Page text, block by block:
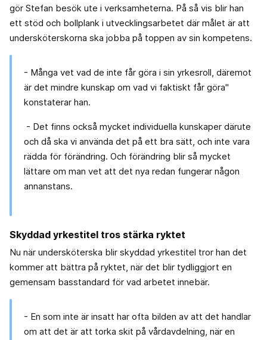
gör Stefan besök ute i verksamheterna. På så vis blir han
ett stöd och bollplank i utvecklingsarbetet där målet är att
undersköterskorna ska jobba på toppen av sin kompetens.
- Många vet vad de inte får göra i sin yrkesroll, däremot
är det mindre kunskap om vad vi faktiskt får göra"
konstaterar han.
- Det finns också mycket individuella kunskaper därute
och då ska vi använda det på ett bra sätt, och inte vara
rädda för förändring. Och förändring blir så mycket
lättare om man vet att det nya redan fungerar någon
annanstans.
Skyddad yrkestitel tros stärka ryktet
Nu när undersköterska blir skyddad yrkestitel tror han det
kommer att bättra på ryktet, när det blir tydliggjort en
gemensam basstandard för vad arbetet innebär.
- En som inte är insatt har ofta bilden av att det handlar
om att det är att torka skit på vårdavdelning, när en